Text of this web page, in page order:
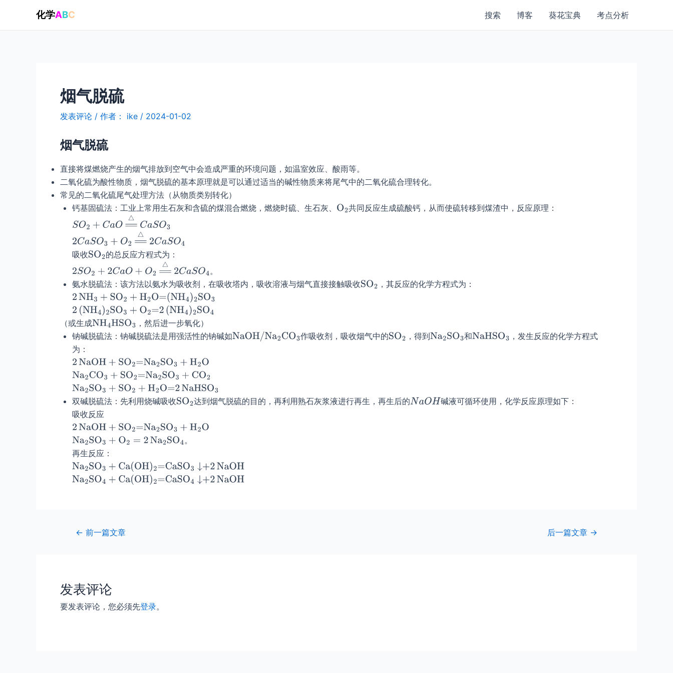
化学ABC 搜索 博客 葵花宝典 考点分析
烟气脱硫
发表评论 / 作者： ike / 2024-01-02
烟气脱硫
直接将煤燃烧产生的烟气排放到空气中会造成严重的环境问题，如温室效应、酸雨等。
二氧化硫为酸性物质，烟气脱硫的基本原理就是可以通过适当的碱性物质来将尾气中的二氧化硫合理转化。
常见的二氧化硫尾气处理方法（从物质类别转化）
钙基固硫法：工业上常用生石灰和含硫的煤混合燃烧，燃烧时硫、生石灰、
共同反应生成硫酸钙，从而使硫转移到煤渣中，反应原理：
吸收
的总反应方程式为：
。
氨水脱硫法：该方法以氨水为吸收剂，在吸收塔内，吸收溶液与烟气直接接触吸收
，其反应的化学方程式为：
（或生成
，然后进一步氧化）
钠碱脱硫法：钠碱脱硫法是用强活性的钠碱如
作吸收剂，吸收烟气中的 ，得到 和
，发生反应的化学方程式
为：
双碱脱硫法：先利用烧碱吸收 达到烟气脱硫的目的，再利用熟石灰浆液进行再生，再生后的
碱液可循环使用，化学反应原理如下：
吸收反应
。
再生反应：
Post← 前一篇文章 后一篇文章 →
发表评论
要发表评论，您必须先登录。